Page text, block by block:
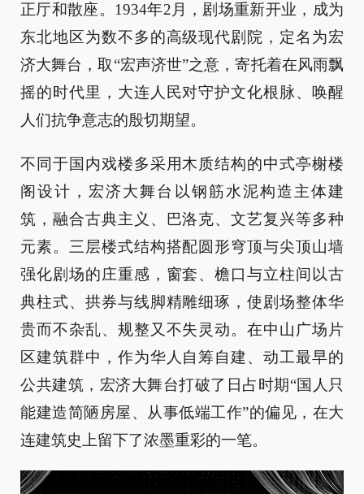
正厅和散座。1934年2月，剧场重新开业，成为
东北地区为数不多的高级现代剧院，定名为宏
济大舞台，取“宏声济世”之意，寄托着在风雨飘
摇的时代里，大连人民对守护文化根脉、唤醒
人们抗争意志的殷切期望。
不同于国内戏楼多采用木质结构的中式亭榭楼
阁设计，宏济大舞台以钢筋水泥构造主体建
筑，融合古典主义、巴洛克、文艺复兴等多种
元素。三层楼式结构搭配圆形穹顶与尖顶山墙
强化剧场的庄重感，窗套、檐口与立柱间以古
典柱式、拱券与线脚精雕细琢，使剧场整体华
贵而不杂乱、规整又不失灵动。在中山广场片
区建筑群中，作为华人自筹自建、动工最早的
公共建筑，宏济大舞台打破了日占时期“国人只
能建造简陋房屋、从事低端工作”的偏见，在大
连建筑史上留下了浓墨重彩的一笔。